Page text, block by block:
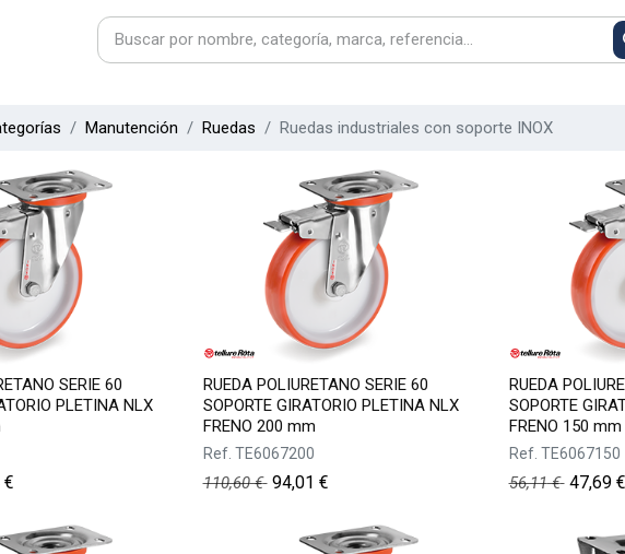
Manutención Ruedas Ruedas industriales con soporte INOX
SERIE 60
PLETINA NLX
€
RUEDA POLIURETANO SERIE 60
SOPORTE GIRATORIO PLETINA NLX
FRENO 200 mm
Ref. TE6067200
110,60€ 94,01 €
RUEDA
SOPORTE
FRENO 150 mm
Ref. TE6067150
56,11€ 47,69€